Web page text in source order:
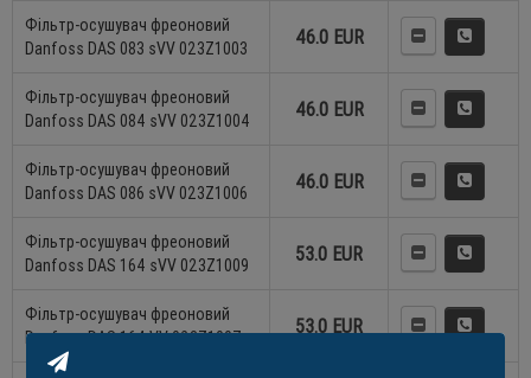
Фільтр-осушувач фреоновий
Danfoss DAS 083 sVV 023Z1003
46.0 EUR
Фільтр-осушувач фреоновий
Danfoss DAS 084 sVV 023Z1004
46.0 EUR
Фільтр-осушувач фреоновий
Danfoss DAS 086 sVV 023Z1006
46.0 EUR
Фільтр-осушувач фреоновий
Danfoss DAS 164 sVV 023Z1009
53.0 EUR
Фільтр-осушувач фреоновий
Danfoss DAS 164 VV 023Z1007
53.0 EUR